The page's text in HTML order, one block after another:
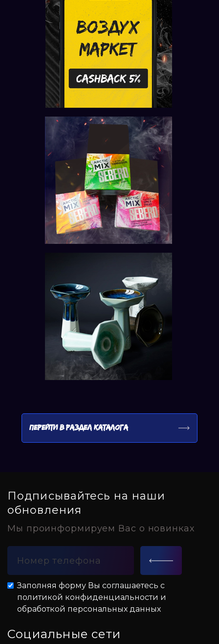
ПЕРЕЙТИ В РАЗДЕЛ КАТАЛОГА
Подписывайтесь на наши
обновления
Мы проинформируем Вас о новинках
Заполняя форму Вы соглашаетесь с
политикой конфиденциальности и
обработкой персональных данных
Социальные сети